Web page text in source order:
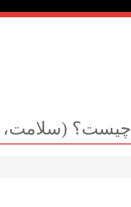
HSE (سلامت، امنیت و محیط زیست) چیست؟